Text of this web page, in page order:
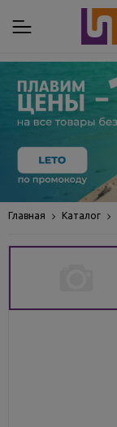
Главная Каталог